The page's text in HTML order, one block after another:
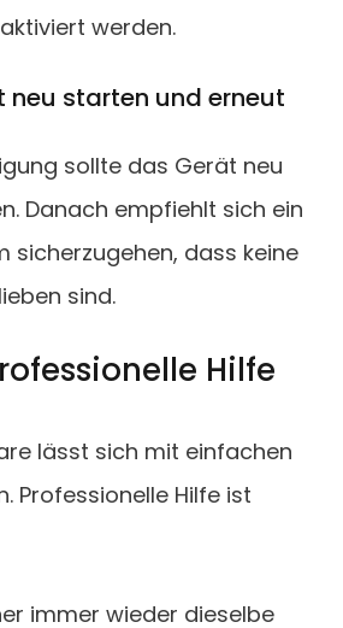
werden.
neu starten und erneut
sollte das Gerät neu
Danach empfiehlt sich ein
sicherzugehen, dass keine
sind.
Hilfe
lässt sich mit einfachen
Professionelle Hilfe ist
immer wieder dieselbe